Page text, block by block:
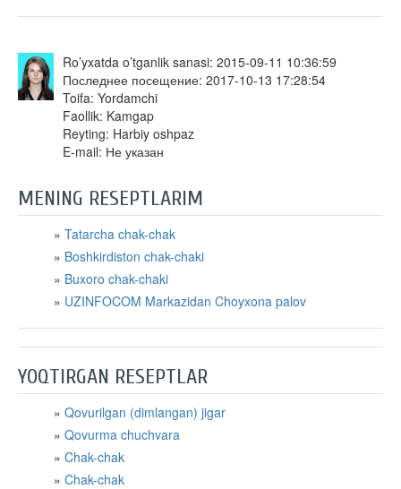
Ro’yxatda o’tganlik sanasi: 2015-09-11 10:36:59
Последнее посещение: 2017-10-13 17:28:54
Toifa: Yordamchi
Faollik: Kamgap
Reyting: Harbiy oshpaz
E-mail: Не указан
MENING RESEPTLARIM
Tatarcha chak-chak
Boshkirdiston chak-chaki
Buxoro chak-chaki
UZINFOCOM Markazidan Choyxona palov
YOQTIRGAN RESEPTLAR
Qovurilgan (dimlangan) jigar
Qovurma chuchvara
Chak-chak
Chak-chak